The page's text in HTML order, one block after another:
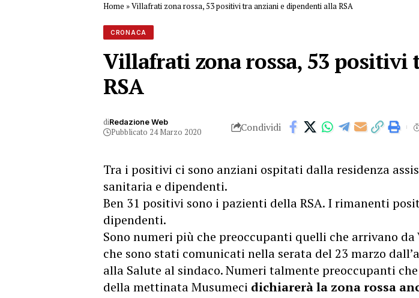
Home »Villafrati zona rossa, 53 positivi tra anziani e dipendenti alla RSA
CRONACA
Villafrati zona rossa, 53 positivi
RSA
diRedazione Web
Pubblicato 24 Marzo 2020 Condividi
Tra i positivi ci sono anziani ospitati dalla residenza
sanitaria e dipendenti.
Ben 31 positivi sono i pazienti della RSA. I rimanenti
dipendenti.
Sono numeri più che preoccupanti quelli che arrivano
che sono stati comunicati nella serata del 23 marzo
alla Salute al sindaco. Numeri talmente preoccupanti
della mettinata Musumeci dichiarerà la zona rossa